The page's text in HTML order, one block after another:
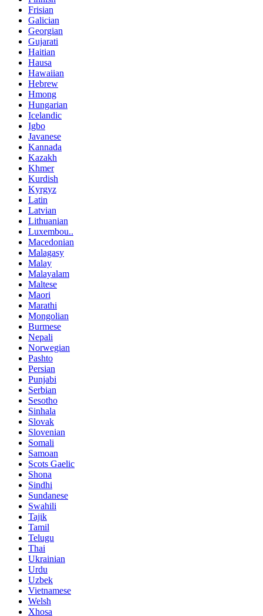
Frisian
Galician
Georgian
Gujarati
Haitian
Hausa
Hawaiian
Hebrew
Hmong
Hungarian
Icelandic
Igbo
Javanese
Kannada
Kazakh
Khmer
Kurdish
Kyrgyz
Latin
Latvian
Lithuanian
Luxembou..
Macedonian
Malagasy
Malay
Malayalam
Maltese
Maori
Marathi
Mongolian
Burmese
Nepali
Norwegian
Pashto
Persian
Punjabi
Serbian
Sesotho
Sinhala
Slovak
Slovenian
Somali
Samoan
Scots Gaelic
Shona
Sindhi
Sundanese
Swahili
Tajik
Tamil
Telugu
Thai
Ukrainian
Urdu
Uzbek
Vietnamese
Welsh
Xhosa